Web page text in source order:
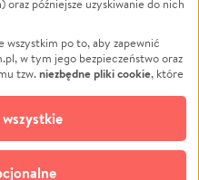
NGO
Edukacja
Podróż
Impreza
Ochrona środowiska
Biznes
późniejsze uzyskiwanie do nich
po to, aby zapewnić
w tym jego bezpieczeństwo oraz
tzw.niezbędne pliki cookie, które
cookie
Możesz wyrazić
W dowolnym momencie masz
„Zarządzaj zgodami cookie”,
Pomagam.pl. Opcjonalne pliki